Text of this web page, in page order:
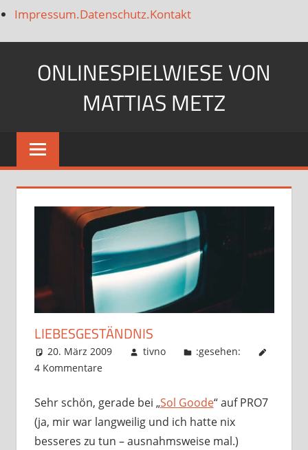
Impressum.Datenschutz.Kontakt
ONLINESPIELWIESE VON
MATTIAS METZ
Pfadfinder.
SciFi-
Gärtner?
LIEBESGESTÄNDNIS
20. März 2009 tivno
:gesehen:
4 Kommentare
Sehr schön, gerade bei „Sol Goode“ auf PRO7
(ja, mir war langweilig und ich hatte nix
besseres zu tun – ausnahmsweise mal.)